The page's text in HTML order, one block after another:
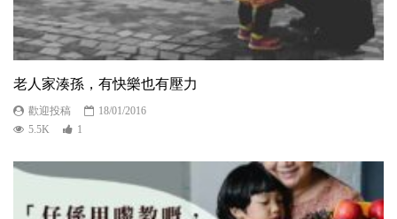
老人家湊孫，有快樂也有壓力
歡迎投稿
18/01/2016
5.5K
1